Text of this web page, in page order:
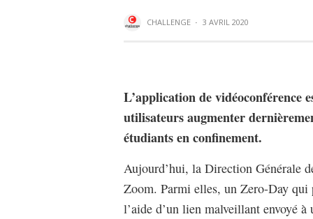
CHALLENGE · 3 AVRIL 2020
L’application de vidéoconférence
utilisateurs augmenter
étudiants en confinement.
Aujourd’hui, la Direction Générale
Zoom. Parmi elles, un Zero-Day qui
l’aide d’un lien malveillant envoyé